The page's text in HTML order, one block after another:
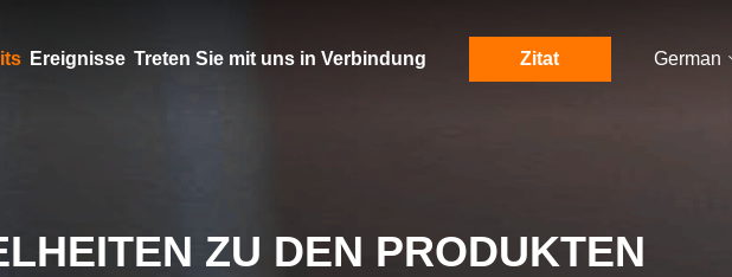
Ereignisse Treten Sie mit uns in Verbindung Zitat German
ZU DEN PRODUKTEN